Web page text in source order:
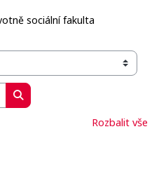
sociální fakulta
Vyhledat kurzy
Rozbalit vše